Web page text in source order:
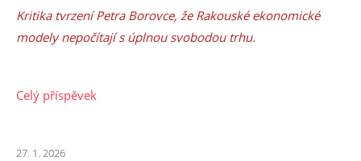
Kritika tvrzení Petra Borovce, že Rakouské ekonomické
modely nepočítají s úplnou svobodou trhu.
Celý příspěvek
27. 1. 2026